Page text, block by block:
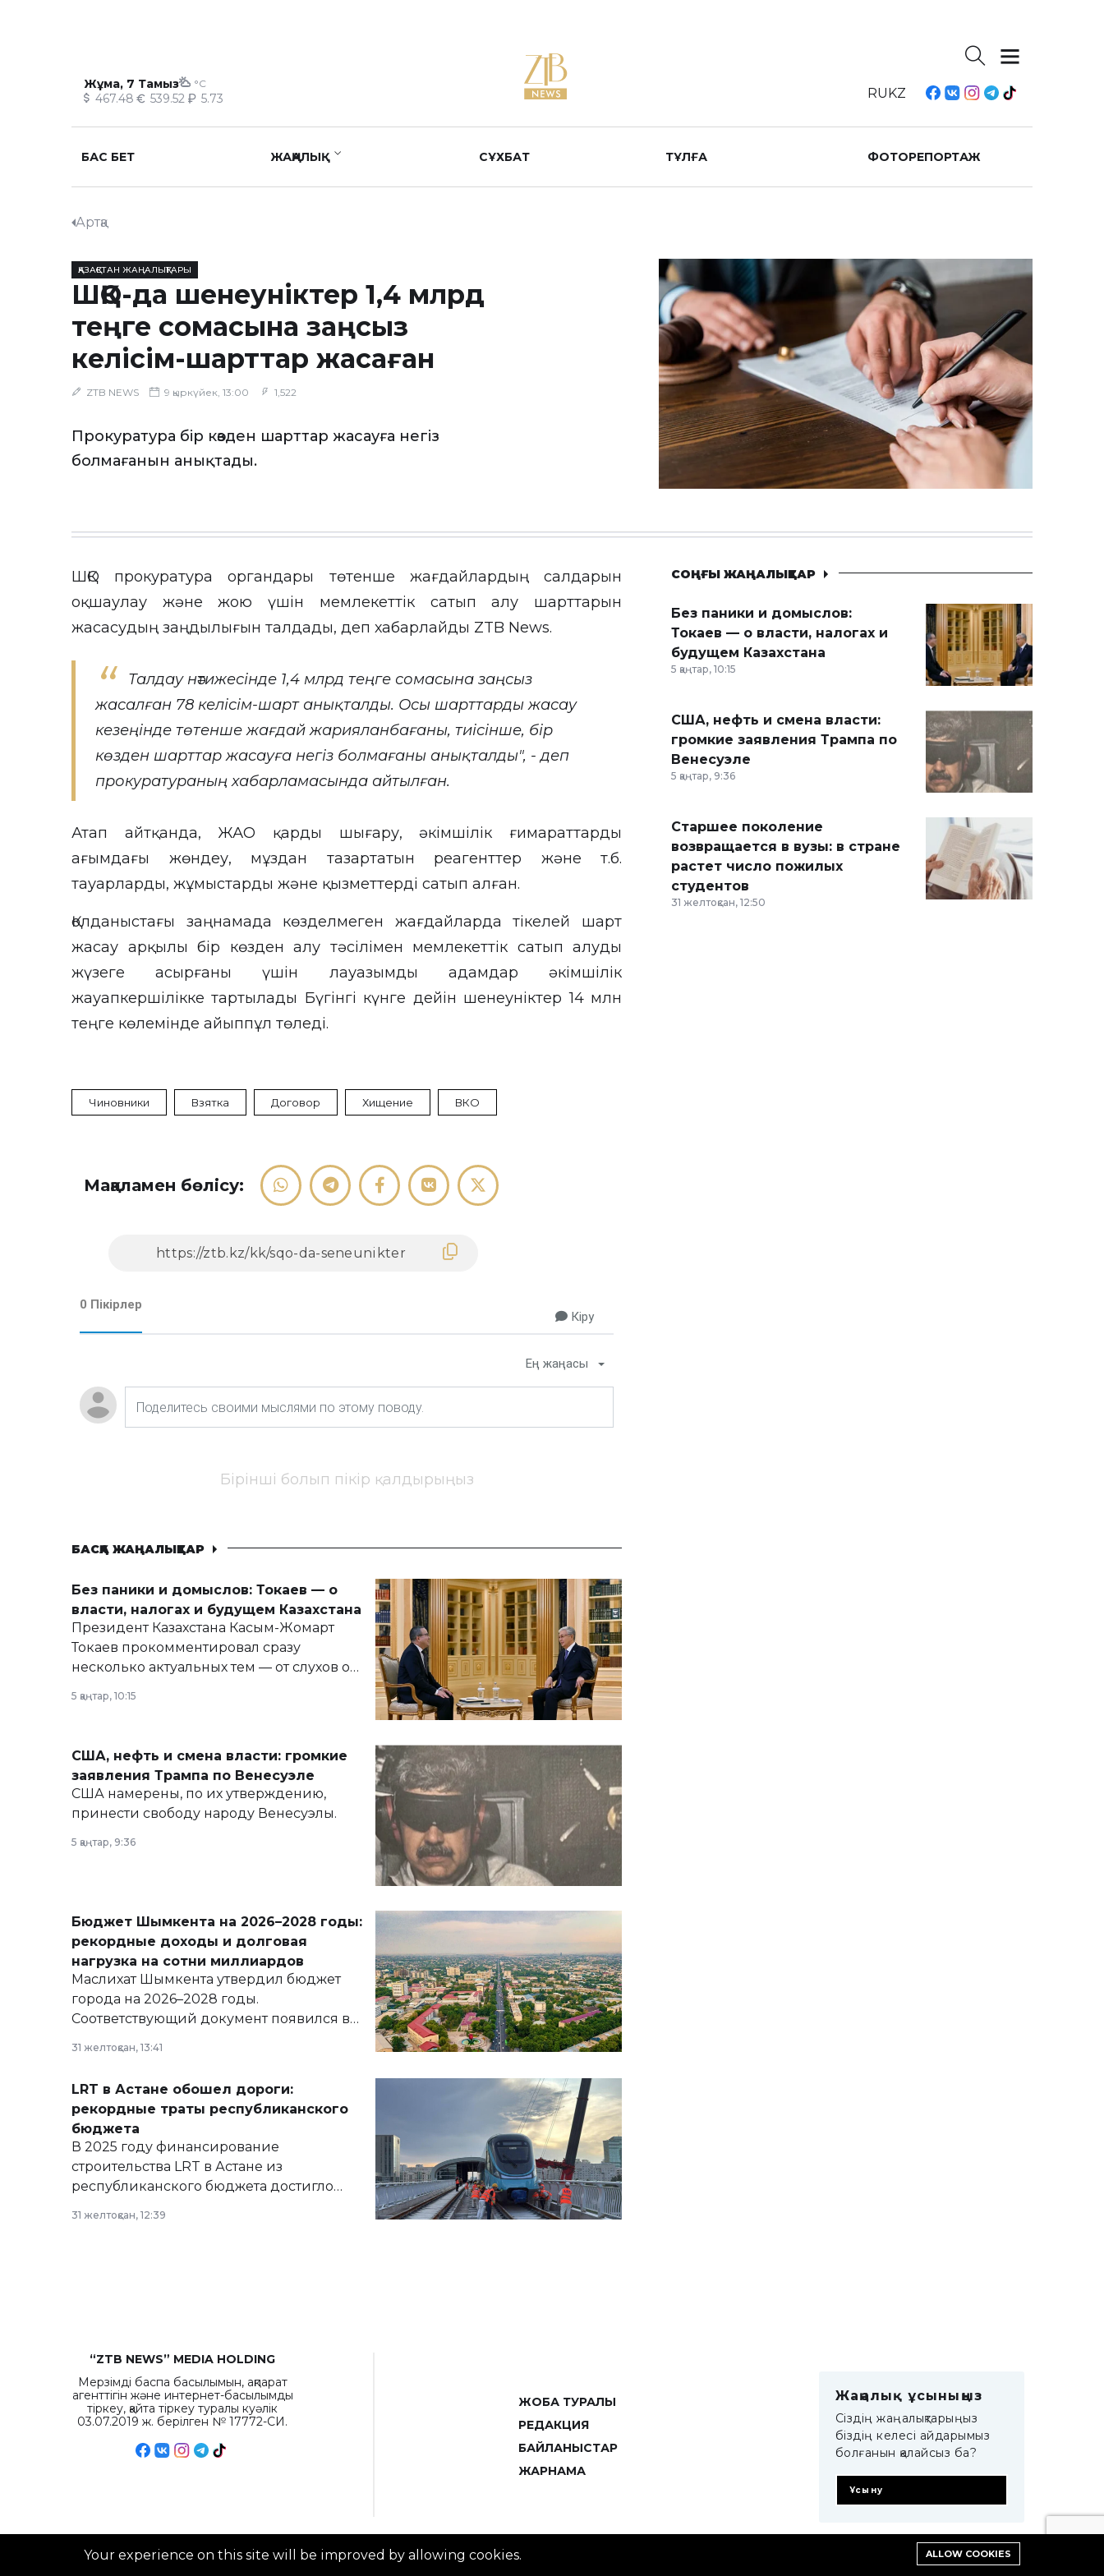
Жұма, 7 Тамыз °C
467.48 539.52 5.73 RUKZ
БАС БЕТ ЖАҢАЛЫҚ СҰХБАТ ТҰЛҒА ФОТОРЕПОРТАЖ
Артқа
ҚАЗАҚСТАН ЖАҢАЛЫҚТАРЫ
ШҚО-да шенеуніктер 1,4 млрд
теңге сомасына заңсыз
келісім-шарттар жасаған
ZTB NEWS 9 қыркүйек, 13:00 1,522
Прокуратура бір көзден шарттар жасауға негіз
болмағанын анықтады.
ШҚО прокуратура органдары төтенше жағдайлардың салдарын
оқшаулау және жою үшін мемлекеттік сатып алу шарттарын
жасасудың заңдылығын талдады, деп хабарлайды ZTB News.
Талдау нәтижесінде 1,4 млрд теңге сомасына заңсыз
жасалған 78 келісім-шарт анықталды. Осы шарттарды жасау
кезеңінде төтенше жағдай жарияланбағаны, тиісінше, бір
көзден шарттар жасауға негіз болмағаны анықталды", - деп
прокуратураның хабарламасында айтылған.
Атап айтқанда, ЖАО қарды шығару, әкімшілік ғимараттарды
ағымдағы жөндеу, мұздан тазартатын реагенттер және т.б.
тауарларды, жұмыстарды және қызметтерді сатып алған.
Қолданыстағы заңнамада көзделмеген жағдайларда тікелей шарт
жасау арқылы бір көзден алу тәсілімен мемлекеттік сатып алуды
жүзеге асырғаны үшін лауазымды адамдар әкімшілік
жауапкершілікке тартылады Бүгінгі күнге дейін шенеуніктер 14 млн
теңге көлемінде айыппұл төледі.
Чиновники Взятка Договор Хищение ВКО
Мақаламен бөлісу:
0 Пікірлер
Кіру
Ең жаңасы
Бірінші болып пікір қалдырыңыз
БАСҚА ЖАҢАЛЫҚТАР
Без паники и домыслов: Токаев — о
власти, налогах и будущем Казахстана
Президент Казахстана Касым-Жомарт
Токаев прокомментировал сразу
несколько актуальных тем — от слухов о
армии, экономики и личного здоровья.
5 қаңтар, 10:15
США, нефть и смена власти: громкие
заявления Трампа по Венесуэле
США намерены, по их утверждению,
принести свободу народу Венесуэлы.
5 қаңтар, 9:36
Бюджет Шымкента на 2026–2028 годы:
рекордные доходы и долговая
нагрузка на сотни миллиардов
Маслихат Шымкента утвердил бюджет
города на 2026–2028 годы.
Соответствующий документ появился в
сайте маслихат города.
31 желтоқсан, 13:41
LRT в Астане обошел дороги:
рекордные траты республиканского
бюджета
В 2025 году финансирование
строительства LRT в Астане из
республиканского бюджета достигло
31 желтоқсан, 12:39
СОҢҒЫ ЖАҢАЛЫҚТАР
Без паники и домыслов:
Токаев — о власти, налогах и
будущем Казахстана
5 қаңтар, 10:15
США, нефть и смена власти:
громкие заявления Трампа по
Венесуэле
5 қаңтар, 9:36
Старшее поколение
возвращается в вузы: в стране
растет число пожилых
студентов
31 желтоқсан, 12:50
“ZTB NEWS” MEDIA HOLDING
Мерзімді баспа басылымын, ақпарат
агенттігін және интернет-басылымды
тіркеу, қайта тіркеу туралы куәлік
03.07.2019 ж. берілген № 17772-СИ.
ЖОБА ТУРАЛЫ
РЕДАКЦИЯ
БАЙЛАНЫСТАР
ЖАРНАМА
Жаңалық ұсыныңыз
Сіздің жаңалықтарыңыз
біздің келесі айдарымыз
болғанын қалайсыз ба?
Ұсыну
Your experience on this site will be improved by allowing cookies. ALLOW COOKIES